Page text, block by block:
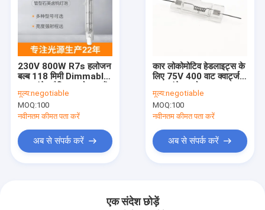
230V 800W R7s हलोजन
बल्ब 118 मिमी Dimmable
मूल्य:negotiable
MOQ:100
नवीनतम कीमत पता करें
अब से संपर्क करें
कार लोकोमोटिव हेडलाइट्स के
लिए 75V 400 वाट क्वार्ट्ज
मूल्य:negotiable
MOQ:100
नवीनतम कीमत पता करें
अब से संपर्क करें
एक संदेश छोड़ें